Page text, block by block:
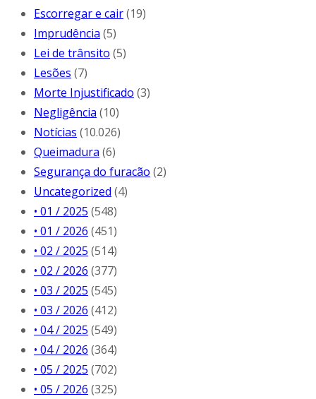
Escorregar e cair(19)
Imprudência (5)
Lei de trânsito (5)
Lesões (7)
Morte Injustificado (3)
Negligência (10)
Notícias (10.026)
Queimadura (6)
Segurança do furacão (2)
Uncategorized (4)
• 01 / 2025 (548)
• 01 / 2026 (451)
• 02 / 2025 (514)
• 02 / 2026 (377)
• 03 / 2025 (545)
• 03 / 2026 (412)
• 04 / 2025 (549)
• 04 / 2026 (364)
• 05 / 2025 (702)
• 05 / 2026 (325)